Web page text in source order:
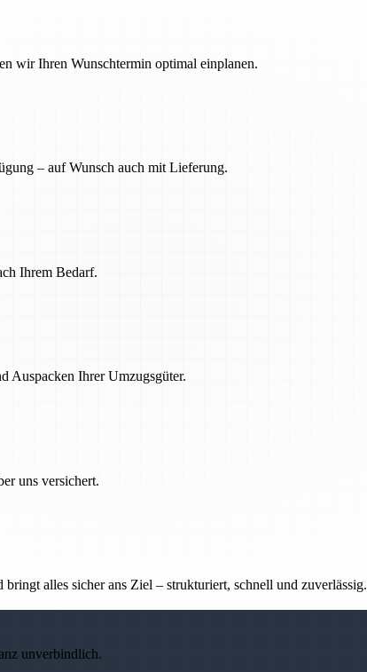
wir Ihren Wunschtermin optimal einplanen.
– auf Wunsch auch mit Lieferung.
Ihrem Bedarf.
Auspacken Ihrer Umzugsgüter.
uns versichert.
alles sicher ans Ziel – strukturiert, schnell und zuverlässig.
unverbindlich.